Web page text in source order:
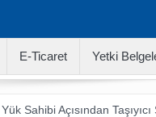
E-Ticaret Yetki
Yük Sahibi Açısından